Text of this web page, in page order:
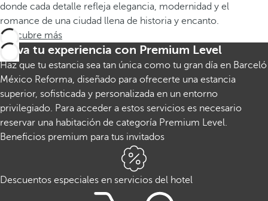
donde cada detalle refleja elegancia, modernidad y el
romance de una ciudad llena de historia y encanto.
Descubre más
Eleva tu experiencia con Premium Level
Haz que tu estancia sea tan única como tu gran día en Barceló
México Reforma, diseñado para ofrecerte una estancia
superior, sofisticada y personalizada en un entorno
privilegiado. Para acceder a estos servicios es necesario
reservar una habitación de categoría Premium Level.
Beneficios premium para tus invitados
Descuentos especiales en servicios del hotel